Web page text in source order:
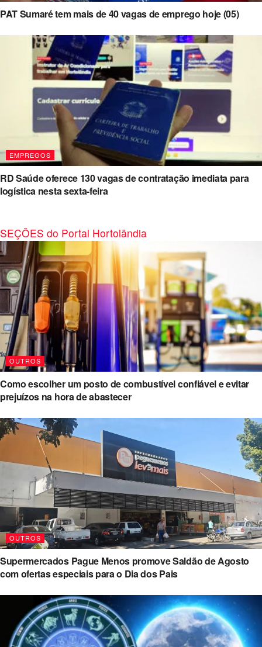
PAT Sumaré tem mais de 40 vagas de emprego hoje (05)
EMPREGOS
RD Saúde oferece 130 vagas de contratação imediata para
logística nesta sexta-feira
SEÇÕES do Portal Hortolândia
OUTROS
Como escolher um posto de combustível confiável e evitar
prejuízos na hora de abastecer
OUTROS
Supermercados Pague Menos promove Saldão de Agosto
com ofertas especiais para o Dia dos Pais